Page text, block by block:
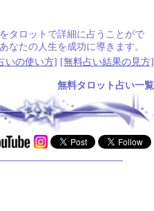
タロットで詳細に占うことがで
なたの人生を成功に導きます。
いの使い方] [無料占い結果の見方]
無料タロット占い一覧